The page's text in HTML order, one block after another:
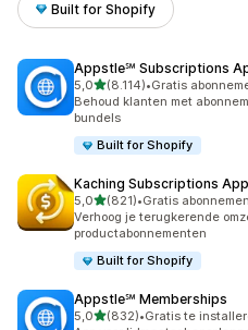
Built for Shopify
Appstle℠ Subscriptions
5,0van 5 sterren
(8.114)
8114 recensies in totaal
•Gratis
Behoud klanten met
bundels
Built for Shopify
Kaching Subscriptions App
5,0van 5 sterren
(821)
821 recensies in totaal
•Gratis
Verhoog je terugkerende
productabonnementen
Built for Shopify
Appstle℠ Memberships
5,0van 5 sterren
(832)
832 recensies in totaal
•Gratis te